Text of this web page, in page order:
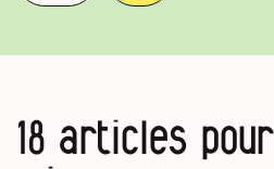
18 articles